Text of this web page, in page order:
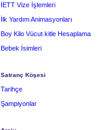
İETT Vize İşlemleri
İlk Yardım Animasyonları
Boy Kilo Vücut kitle Hesaplama
Bebek İsimleri
Satranç Köşesi
Tarihçe
Şampiyonlar